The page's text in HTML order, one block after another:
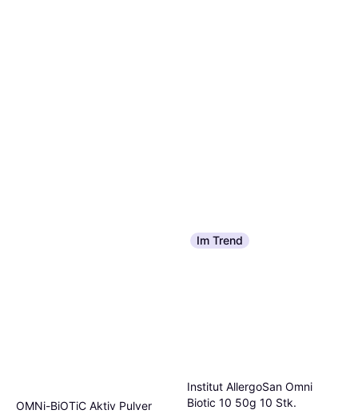
OMNi-BiOTiC Aktiv Pulver
Im Trend
Institut AllergoSan Omni
Biotic 10 50g 10 Stk.